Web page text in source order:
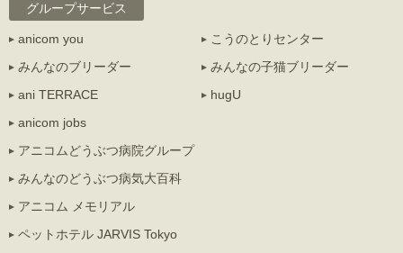
グループサービス
anicom you
こうのとりセンター
みんなのブリーダー
みんなの子猫ブリーダー
ani TERRACE
hugU
anicom jobs
アニコムどうぶつ病院グループ
みんなのどうぶつ病気大百科
アニコム メモリアル
ペットホテル JARVIS Tokyo